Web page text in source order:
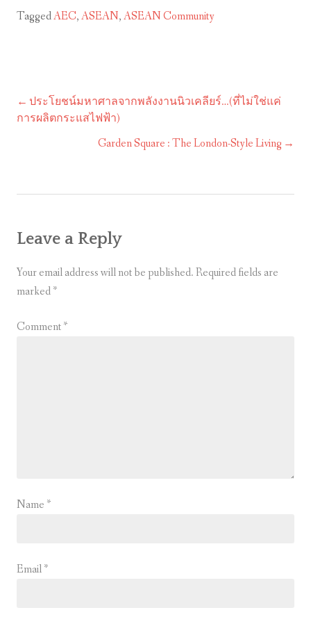
TaggedAEC,ASEAN,ASEAN Community
Post
navigation
ประโยชน์มหาศาลจากพลังงานนิวเคลียร์…(ที่ไม่ใช่แค่
การผลิตกระแสไฟฟ้า)
Garden Square : The London-Style Living
Leave a Reply
Your email address will not be published.Required fields are
marked*
Comment*
Name *
Email*